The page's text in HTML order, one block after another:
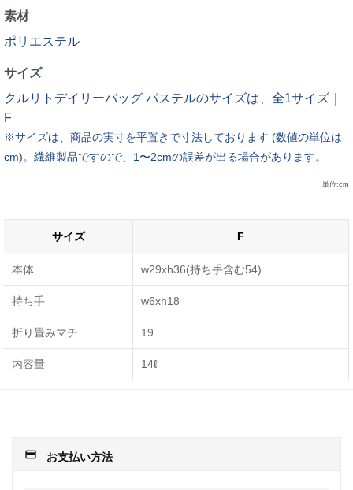
素材
ポリエステル
サイズ
クルリトデイリーバッグ パステルのサイズは、全1サイズ｜
F
※サイズは、商品の実寸を平置きで寸法しております (数値の単位は
cm)。繊維製品ですので、1〜2cmの誤差が出る場合があります。
単位:cm
サイズ F
本体 w29xh36(持ち手含む54)
持ち手 w6xh18
折り畳みマチ 19
内容量 14ℓ
payment お支払い方法